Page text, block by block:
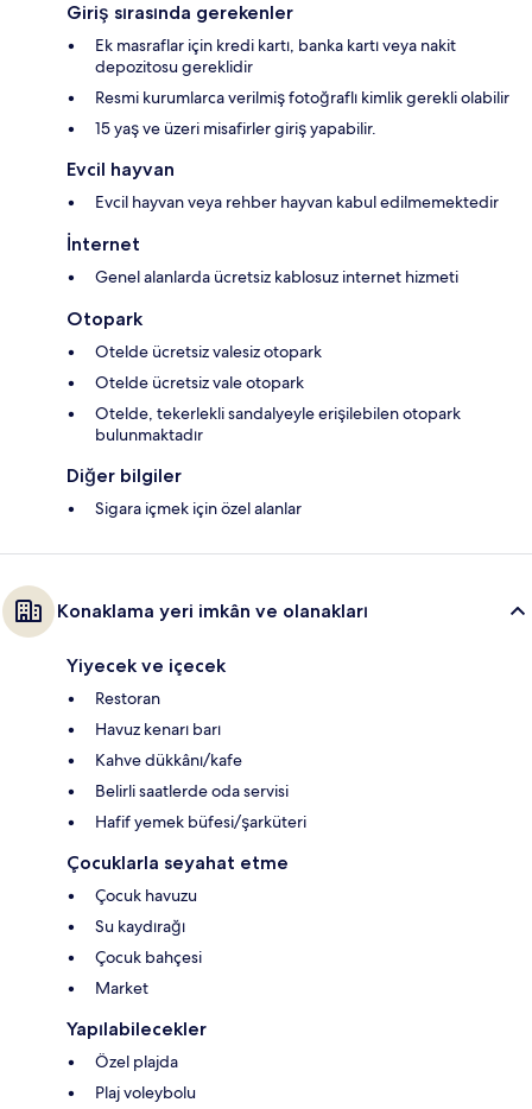
Giriş sırasında gerekenler
Ek masraflar için kredi kartı, banka kartı veya nakit
depozitosu gereklidir
Resmi kurumlarca verilmiş fotoğraflı kimlik gerekli olabilir
15 yaş ve üzeri misafirler giriş yapabilir.
Evcil hayvan
Evcil hayvan veya rehber hayvan kabul edilmemektedir
İnternet
Genel alanlarda ücretsiz kablosuz internet hizmeti
Otopark
Otelde ücretsiz valesiz otopark
Otelde ücretsiz vale otopark
Otelde, tekerlekli sandalyeyle erişilebilen otopark
bulunmaktadır
Diğer bilgiler
Sigara içmek için özel alanlar
Konaklama yeri imkân ve olanakları
Yiyecek ve içecek
Restoran
Havuz kenarı barı
Kahve dükkânı/kafe
Belirli saatlerde oda servisi
Hafif yemek büfesi/şarküteri
Çocuklarla seyahat etme
Çocuk havuzu
Su kaydırağı
Çocuk bahçesi
Market
Yapılabilecekler
Özel plajda
Plaj voleybolu